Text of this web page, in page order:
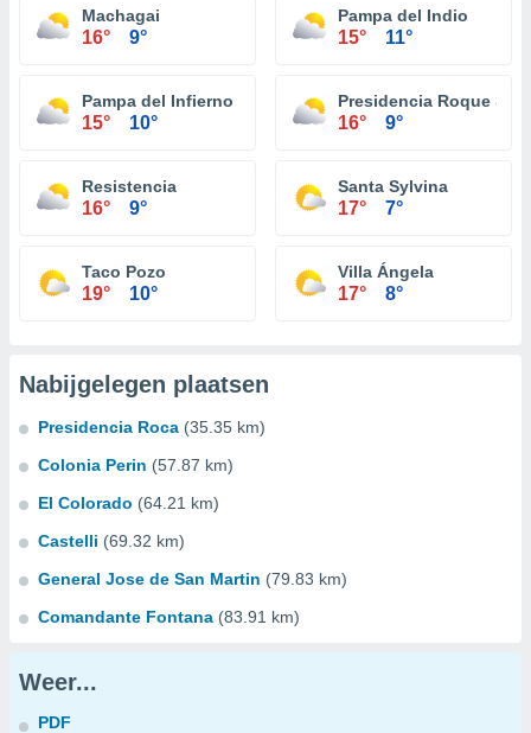
Machagai
16° 9°
Pampa del Indio
15° 11°
Pampa del Infierno
15° 10°
Presidencia Roque
16° 9°
Resistencia
16° 9°
Santa Sylvina
17° 7°
Taco Pozo
19° 10°
Villa Ángela
17° 8°
Nabijgelegen plaatsen
Presidencia Roca (35.35 km)
Colonia Perin (57.87 km)
El Colorado (64.21 km)
Castelli (69.32 km)
General Jose de San Martin (79.83 km)
Comandante Fontana (83.91 km)
Weer...
PDF